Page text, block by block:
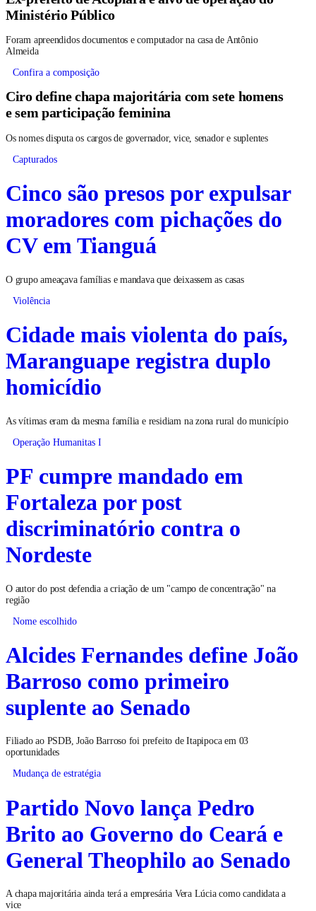
Ministério Público
Foram apreendidos documentos e computador na casa de Antônio
Almeida
Confira a composição
Ciro define chapa majoritária com sete homens
e sem participação feminina
Os nomes disputa os cargos de governador, vice, senador e suplentes
Capturados
Cinco são presos por expulsar
moradores com pichações do
CV em Tianguá
O grupo ameaçava famílias e mandava que deixassem as casas
Violência
Cidade mais violenta do país,
Maranguape registra duplo
homicídio
As vítimas eram da mesma família e residiam na zona rural do município
Operação Humanitas I
PF cumpre mandado em
Fortaleza por post
discriminatório contra o
Nordeste
O autor do post defendia a criação de um "campo de concentração" na
região
Nome escolhido
Alcides Fernandes define João
Barroso como primeiro
suplente ao Senado
Filiado ao PSDB, João Barroso foi prefeito de Itapipoca em 03
oportunidades
Mudança de estratégia
Partido Novo lança Pedro
Brito ao Governo do Ceará e
General Theophilo ao Senado
A chapa majoritária ainda terá a empresária Vera Lúcia como candidata a
vice